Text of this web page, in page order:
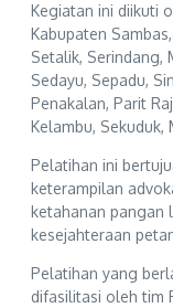
Kegiatan ini diikuti
Kabupaten
Setalik, Serindang,
Sedayu, Sepadu,
Penakalan, Parit
Kelambu,
Pelatihan ini
keterampilan
ketahanan pangan
kesejahteraan
Pelatihan yang
difasilitasi oleh tim